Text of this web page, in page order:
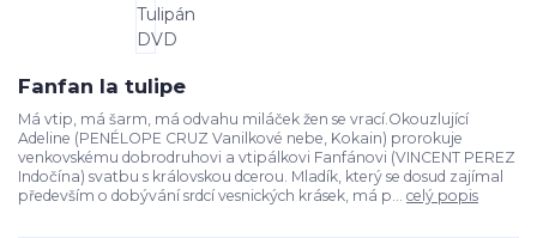
Fanfan la tulipe
Má vtip, má šarm, má odvahu miláček žen se vrací.Okouzlující
Adeline (PENÉLOPE CRUZ Vanilkové nebe, Kokain) prorokuje
venkovskému dobrodruhovi a vtipálkovi Fanfánovi (VINCENT PEREZ
Indočína) svatbu s královskou dcerou. Mladík, který se dosud zajímal
především o dobývání srdcí vesnických krásek, má p... celý popis